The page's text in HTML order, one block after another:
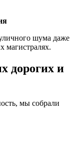
шума даже
магистралях.
дорогих и
мы собрали